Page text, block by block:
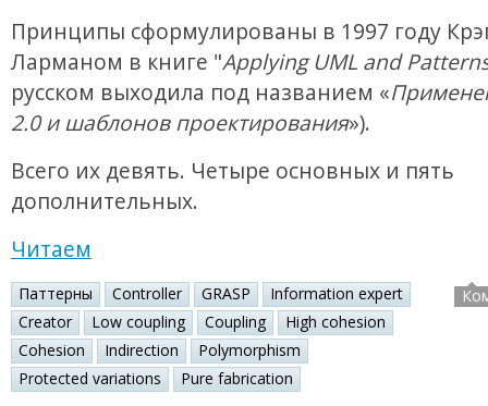
Принципы сформулированы в 1997 году
Ларманом в книге "Applying UML and
русском выходила под названием «
2.0 и шаблонов проектирования»).
Всего их девять. Четыре основных и пять
дополнительных.
Читаем
Паттерны Controller GRASP
Information expert
Creator
Low coupling Coupling
High cohesion
Cohesion
Indirection
Polymorphism
Protected variations
Pure fabrication